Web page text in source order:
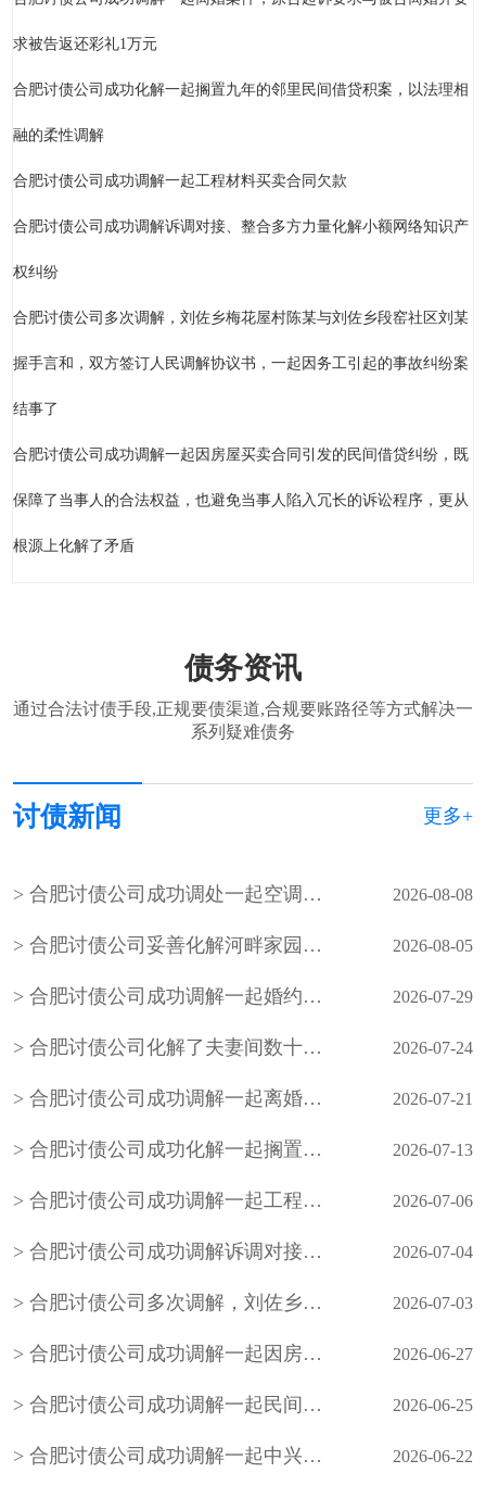
求被告返还彩礼1万元
合肥讨债公司成功化解一起搁置九年的邻里民间借贷积案，以法理相
融的柔性调解
合肥讨债公司成功调解一起工程材料买卖合同欠款
合肥讨债公司成功调解诉调对接、整合多方力量化解小额网络知识产
权纠纷
合肥讨债公司多次调解，刘佐乡梅花屋村陈某与刘佐乡段窑社区刘某
握手言和，双方签订人民调解协议书，一起因务工引起的事故纠纷案
结事了
合肥讨债公司成功调解一起因房屋买卖合同引发的民间借贷纠纷，既
保障了当事人的合法权益，也避免当事人陷入冗长的诉讼程序，更从
根源上化解了矛盾
债务资讯
通过合法讨债手段,正规要债渠道,合规要账路径等方式解决一
系列疑难债务
讨债新闻 更多+
合肥讨债公司成功调处一起空调外机噪音邻里纠纷 2026-08-08
合肥讨债公司妥善化解河畔家园小区业主因入户管控、物业服务争议引发的物业费拒缴纠纷 2026-08-05
合肥讨债公司成功调解一起婚约财产纠纷案件，在承办法官的耐心调解下，双方当事人自愿达成调解协议，有效化解了矛盾纠纷 2026-07-29
合肥讨债公司化解了夫妻间数十年的积怨，也让老年夫妻懂得包容与沟通的重要性，用柔性调解守护晚年婚姻温情 2026-07-24
合肥讨债公司成功调解一起离婚案件，原告起诉要求与被告离婚并要求被告返还彩礼1万元 2026-07-21
合肥讨债公司成功化解一起搁置九年的邻里民间借贷积案，以法理相融的柔性调解 2026-07-13
合肥讨债公司成功调解一起工程材料买卖合同欠款 2026-07-06
合肥讨债公司成功调解诉调对接、整合多方力量化解小额网络知识产权纠纷 2026-07-04
合肥讨债公司多次调解，刘佐乡梅花屋村陈某与刘佐乡段窑社区刘某握手言和，双方签订人民调解协议书，一起因务工引起的事故纠纷案结事了 2026-07-03
合肥讨债公司成功调解一起因房屋买卖合同引发的民间借贷纠纷，既保障了当事人的合法权益，也避免当事人陷入冗长的诉讼程序，更从根源上化解了矛盾 2026-06-27
合肥讨债公司成功调解一起民间借贷合同纠纷 2026-06-25
合肥讨债公司成功调解一起中兴社区居民因办理农村房照引发的债务纠纷 2026-06-22